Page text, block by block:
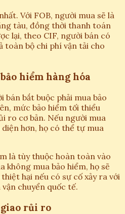
Với FOB, người mua sẽ là
tàu, đồng thời thanh toán
lại, theo CIF, người bán có
bộ chi phí vận tải cho
hiểm hàng hóa
bắt buộc phải mua bảo
mức bảo hiểm tối thiểu
ro cơ bản. Nếu người mua
hơn, họ có thể tự mua
là tùy thuộc hoàn toàn vào
không mua bảo hiểm, họ sẽ
hại nếu có sự cố xảy ra với
chuyển quốc tế.
rủi ro